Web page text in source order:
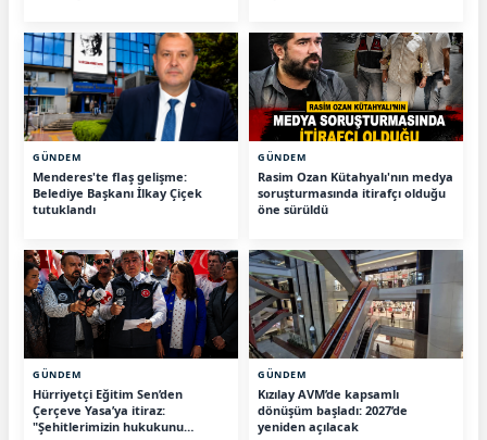
GÜNDEM
Menderes'te flaş gelişme:
Belediye Başkanı İlkay Çiçek
tutuklandı
GÜNDEM
Rasim Ozan Kütahyalı'nın medya
soruşturmasında itirafçı olduğu
öne sürüldü
GÜNDEM
Hürriyetçi Eğitim Sen’den
Çerçeve Yasa’ya itiraz:
"Şehitlerimizin hukukunu
GÜNDEM
Kızılay AVM’de kapsamlı
dönüşüm başladı: 2027’de
yeniden açılacak